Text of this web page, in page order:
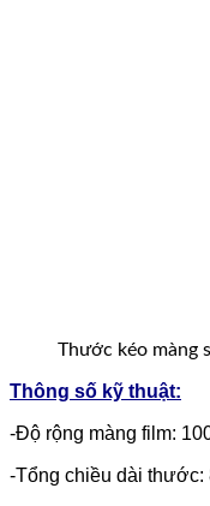
Thước kéo màng
Thông số kỹ thuật:
-Độ rộng màng film:
-Tổng chiều dài thước: